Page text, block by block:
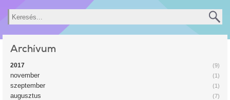
Keresés
Archívum
(9)
2017
(1)
november
(1)
szeptember
(7)
augusztus